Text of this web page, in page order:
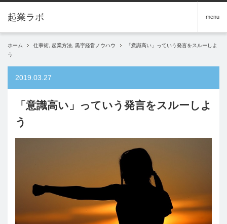
menu
ホーム 仕事術 起業方法 黒字経営ノウハウ
「意識高い」っていう発言をスルーしよ
う
2019.03.27
「意識高い」っていう発言をスルーしよ
う